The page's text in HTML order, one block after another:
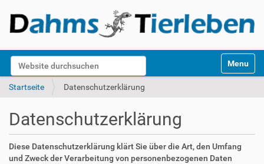
Website durchsuchen
k
Toggle
Startseite Datenschutzerklärung
Datenschutzerklärung
Diese Datenschutzerklärung klärt Sie über die Art, den Umfang
und Zweck der Verarbeitung von personenbezogenen Daten